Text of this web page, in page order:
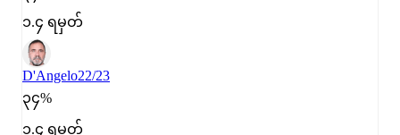
၁.၄ ရမှတ်
D'Angelo22/23
၃၄%
၁.၄ ရမှတ်